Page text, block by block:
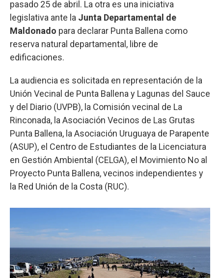
pasado 25 de abril. La otra es una iniciativa
legislativa ante la Junta Departamental de
Maldonado para declarar Punta Ballena como
reserva natural departamental, libre de
edificaciones.
La audiencia es solicitada en representación de la
Unión Vecinal de Punta Ballena y Lagunas del Sauce
y del Diario (UVPB), la Comisión vecinal de La
Rinconada, la Asociación Vecinos de Las Grutas
Punta Ballena, la Asociación Uruguaya de Parapente
(ASUP), el Centro de Estudiantes de la Licenciatura
en Gestión Ambiental (CELGA), el Movimiento No al
Proyecto Punta Ballena, vecinos independientes y
la Red Unión de la Costa (RUC).